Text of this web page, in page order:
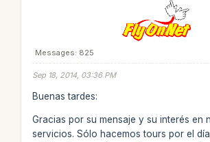
Messages: 825
Sep 18, 2014, 03:36 PM
Buenas tardes:
Gracias por su mensaje y su interés en
servicios. Sólo hacemos tours por el